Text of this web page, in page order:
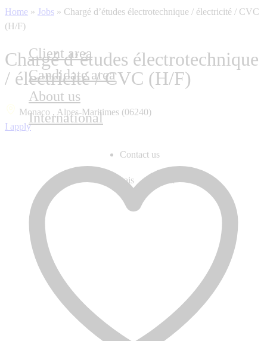
Client area
Candidate area
About us
International
Contact us
Français English
Home » Jobs » Chargé d’études électrotechnique / électricité / CVC
(H/F)
Chargé d’études électrotechnique
/ électricité / CVC (H/F)
Monaco , Alpes-Maritimes (06240)
I apply